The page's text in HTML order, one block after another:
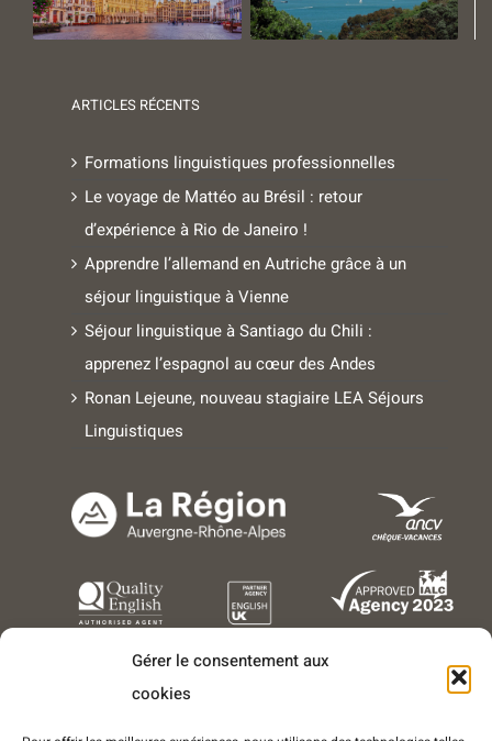
Gérer le consentement aux
cookies
ARTICLES RÉCENTS
Formations linguistiques professionnelles
Le voyage de Mattéo au Brésil : retour
d’expérience à Rio de Janeiro !
Apprendre l’allemand en Autriche grâce à un
séjour linguistique à Vienne
Séjour linguistique à Santiago du Chili :
apprenez l’espagnol au cœur des Andes
Ronan Lejeune, nouveau stagiaire LEA Séjours
Linguistiques